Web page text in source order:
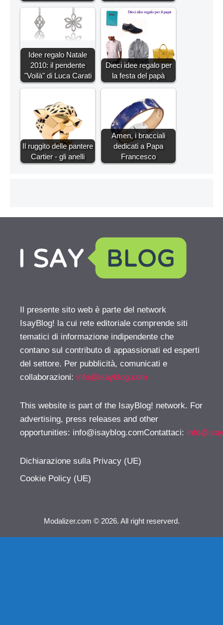
Idee regalo Natale
2010: il pendente
"Voilà" di Luca Carati
Dieci idee regalo per
la festa del papà
Il ruggito delle pantere
Cartier - gli anelli
Amen, i bracciali
dedicati a Papa
Francesco
Il presente sito web è parte del network
IsayBlog! la cui rete editoriale comprende siti
tematici di informazione indipendente che
contano sul contributo di appassionati ed esperti
del settore. Per pubblicità, comunicati e
collaborazioni: info@isayblog.com
This website is part of the IsayBlog! network. For
advertising, press releases and other
opportunities: info@isayblog.comContattaci:
Dichiarazione sulla Privacy (UE)
Cookie Policy (UE)
Modalizer.com © 2026. All right reserverd.